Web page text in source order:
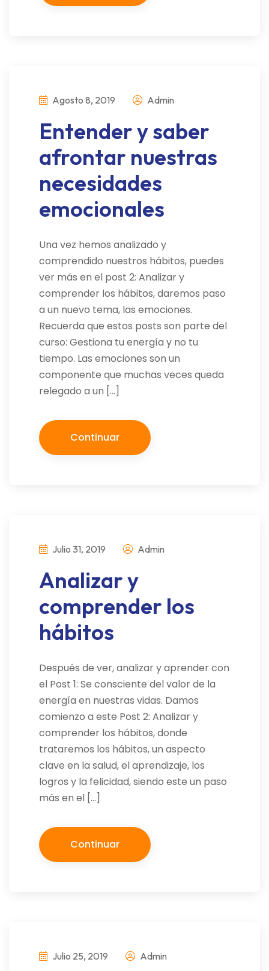
Agosto 8, 2019 Admin
Entender y saber
afrontar nuestras
necesidades
emocionales
Una vez hemos analizado y
comprendido nuestros hábitos, puedes
ver más en el post 2: Analizar y
comprender los hábitos, daremos paso
a un nuevo tema, las emociones.
Recuerda que estos posts son parte del
curso: Gestiona tu energía y no tu
tiempo. Las emociones son un
componente que muchas veces queda
relegado a un […]
Continuar
Julio 31, 2019 Admin
Analizar y
comprender los
hábitos
Después de ver, analizar y aprender con
el Post 1: Se consciente del valor de la
energía en nuestras vidas. Damos
comienzo a este Post 2: Analizar y
comprender los hábitos, donde
trataremos los hábitos, un aspecto
clave en la salud, el aprendizaje, los
logros y la felicidad, siendo este un paso
más en el […]
Continuar
Julio 25, 2019 Admin